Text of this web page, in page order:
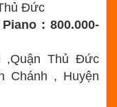
Đức
: 800.000-
Thủ Đức
Chánh , Huyện